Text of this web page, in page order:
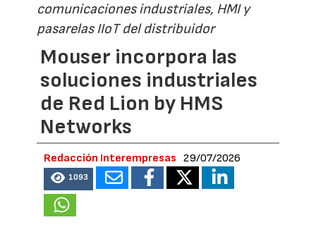
comunicaciones industriales, HMI y
pasarelas IIoT del distribuidor
Mouser incorpora las
soluciones industriales
de Red Lion by HMS
Networks
Redacción Interempresas 29/07/2026
1093